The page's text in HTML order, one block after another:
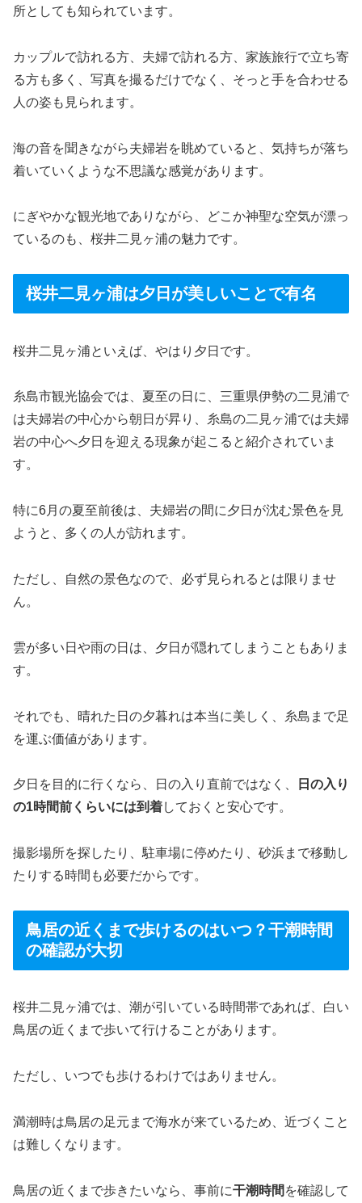
所としても知られています。
カップルで訪れる方、夫婦で訪れる方、家族旅行で立ち寄
る方も多く、写真を撮るだけでなく、そっと手を合わせる
人の姿も見られます。
海の音を聞きながら夫婦岩を眺めていると、気持ちが落ち
着いていくような不思議な感覚があります。
にぎやかな観光地でありながら、どこか神聖な空気が漂っ
ているのも、桜井二見ヶ浦の魅力です。
桜井二見ヶ浦は夕日が美しいことで有名
桜井二見ヶ浦といえば、やはり夕日です。
糸島市観光協会では、夏至の日に、三重県伊勢の二見浦で
は夫婦岩の中心から朝日が昇り、糸島の二見ヶ浦では夫婦
岩の中心へ夕日を迎える現象が起こると紹介されていま
す。
特に6月の夏至前後は、夫婦岩の間に夕日が沈む景色を見
ようと、多くの人が訪れます。
ただし、自然の景色なので、必ず見られるとは限りませ
ん。
雲が多い日や雨の日は、夕日が隠れてしまうこともありま
す。
それでも、晴れた日の夕暮れは本当に美しく、糸島まで足
を運ぶ価値があります。
夕日を目的に行くなら、日の入り直前ではなく、
日の入り
の1時間前くらいには到着しておくと安心です。
撮影場所を探したり、駐車場に停めたり、砂浜まで移動し
たりする時間も必要だからです。
鳥居の近くまで歩けるのはいつ？干潮時間
の確認が大切
桜井二見ヶ浦では、潮が引いている時間帯であれば、白い
鳥居の近くまで歩いて行けることがあります。
ただし、いつでも歩けるわけではありません。
満潮時は鳥居の足元まで海水が来ているため、近づくこと
は難しくなります。
鳥居の近くまで歩きたいなら、事前に干潮時間 を確認して